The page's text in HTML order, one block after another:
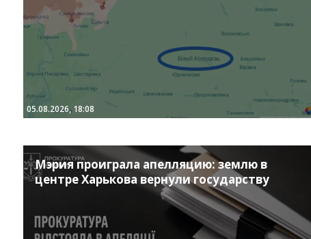
05.08.2026, 18:08
Мэрия проиграла апелляцию: землю в
центре Харькова вернули государству